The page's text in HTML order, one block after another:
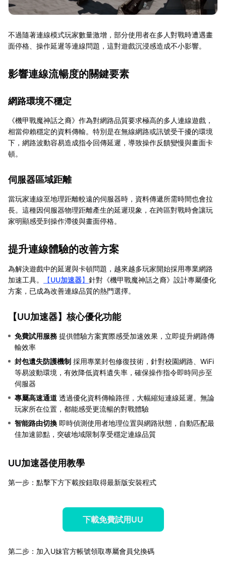
不過隨著連線模式玩家數量激增，部分使用者在多人對戰時遭遇畫
面停格、操作延遲等連線問題，這對遊戲沉浸感造成不小影響。
影響連線流暢度的關鍵要素
網路環境不穩定
《機甲戰魔神話之裔》作為對網路品質要求極高的多人連線遊戲，
相當仰賴穩定的資料傳輸。特別是在無線網路或訊號受干擾的環境
下，網路波動容易造成指令回傳延遲，導致操作反饋變慢與畫面卡
頓。
伺服器區域距離
當玩家連線至地理距離較遠的伺服器時，資料傳遞所需時間也會拉
長。這種因伺服器物理距離產生的延遲現象，在跨區對戰時會讓玩
家明顯感受到操作滯後與畫面停格。
提升連線體驗的改善方案
為解決遊戲中的延遲與卡頓問題，越來越多玩家開始採用專業網路
加速工具。
【UU加速器】 針對《機甲戰魔神話之裔》設計專屬優化
方案，已成為改善連線品質的熱門選擇。
【UU加速器】核心優化功能
免費試用服務 提供體驗方案實際感受加速效果，立即提升網路傳
輸效率
封包遺失防護機制 採用專業封包修復技術，針對校園網路、WiFi
等易波動環境，有效降低資料遺失率，確保操作指令即時同步至
伺服器
專屬高速通道 透過優化資料傳輸路徑，大幅縮短連線延遲。無論
玩家所在位置，都能感受更流暢的對戰體驗
智能路由切換 即時偵測使用者地理位置與網路狀態，自動匹配最
佳加速節點，突破地域限制享受穩定連線品質
UU加速器使用教學
第一步：點擊下方下載按鈕取得最新版安裝程式
下載免費試用UU
第二步：加入U妹官方帳號領取專屬會員兌換碼